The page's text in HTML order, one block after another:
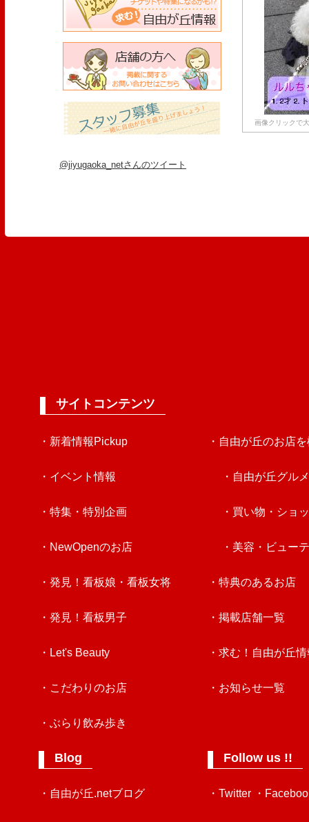
画像クリックで
@jiyugaoka_netさんのツイート
サイトコンテンツ
・新着情報Pickup
・イベント情報
・特集・特別企画
・NewOpenのお店
・発見！看板娘・看板女将
・発見！看板男子
・Let's Beauty
・こだわりのお店
・ぶらり飲み歩き
Blog
・自由が丘.netブログ
・自由が丘のお店
・自由が丘グルメ
・買い物・ショ
・美容・ビュー
・特典のあるお店
・掲載店舗一覧
・求む！自由が丘
・お知らせ一覧
Follow us !!
・Twitter ・